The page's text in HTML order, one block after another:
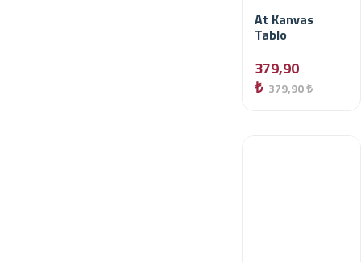
At Kanvas
Tablo
379,90
₺ 379,90 ₺